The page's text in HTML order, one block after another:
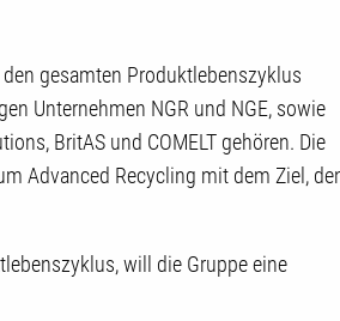
gesamten Produktlebenszyklus
Unternehmen NGR und NGE, sowie
BritAS und COMELT gehören. Die
Advanced Recycling mit dem Ziel,
will die Gruppe eine